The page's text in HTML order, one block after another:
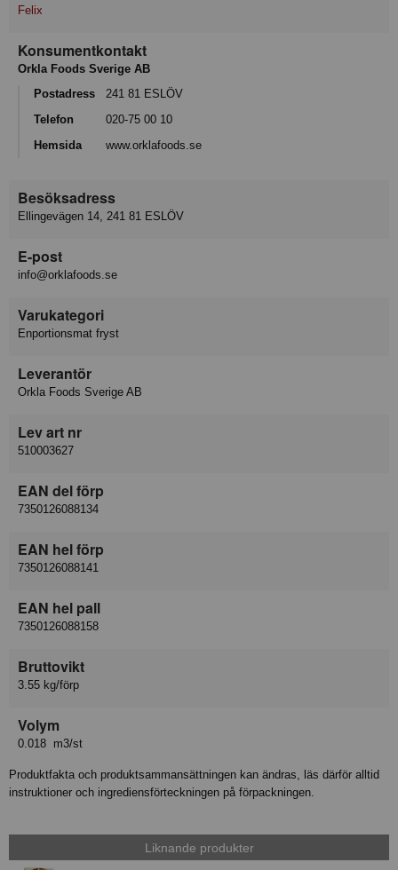
Felix
Konsumentkontakt
Orkla Foods Sverige AB
Postadress
241 81 ESLÖV
Telefon
020-75 00 10
Hemsida
www.orklafoods.se
Besöksadress
Ellingevägen 14, 241 81 ESLÖV
E-post
info@orklafoods.se
Varukategori
Enportionsmat fryst
Leverantör
Orkla Foods Sverige AB
Lev art nr
510003627
EAN del förp
7350126088134
EAN hel förp
7350126088141
EAN hel pall
7350126088158
Bruttovikt
3.55 kg/förp
Volym
0.018 m3/st
Produktfakta och produktsammansättningen kan ändras, läs därför alltid
instruktioner och ingrediensförteckningen på förpackningen.
Liknande produkter